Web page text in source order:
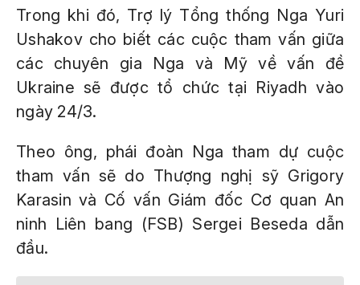
Trong khi đó, Trợ lý Tổng thống Nga Yuri
Ushakov cho biết các cuộc tham vấn giữa
các chuyên gia Nga và Mỹ về vấn đề
Ukraine sẽ được tổ chức tại Riyadh vào
ngày 24/3.
Theo ông, phái đoàn Nga tham dự cuộc
tham vấn sẽ do Thượng nghị sỹ Grigory
Karasin và Cố vấn Giám đốc Cơ quan An
ninh Liên bang (FSB) Sergei Beseda dẫn
đầu.